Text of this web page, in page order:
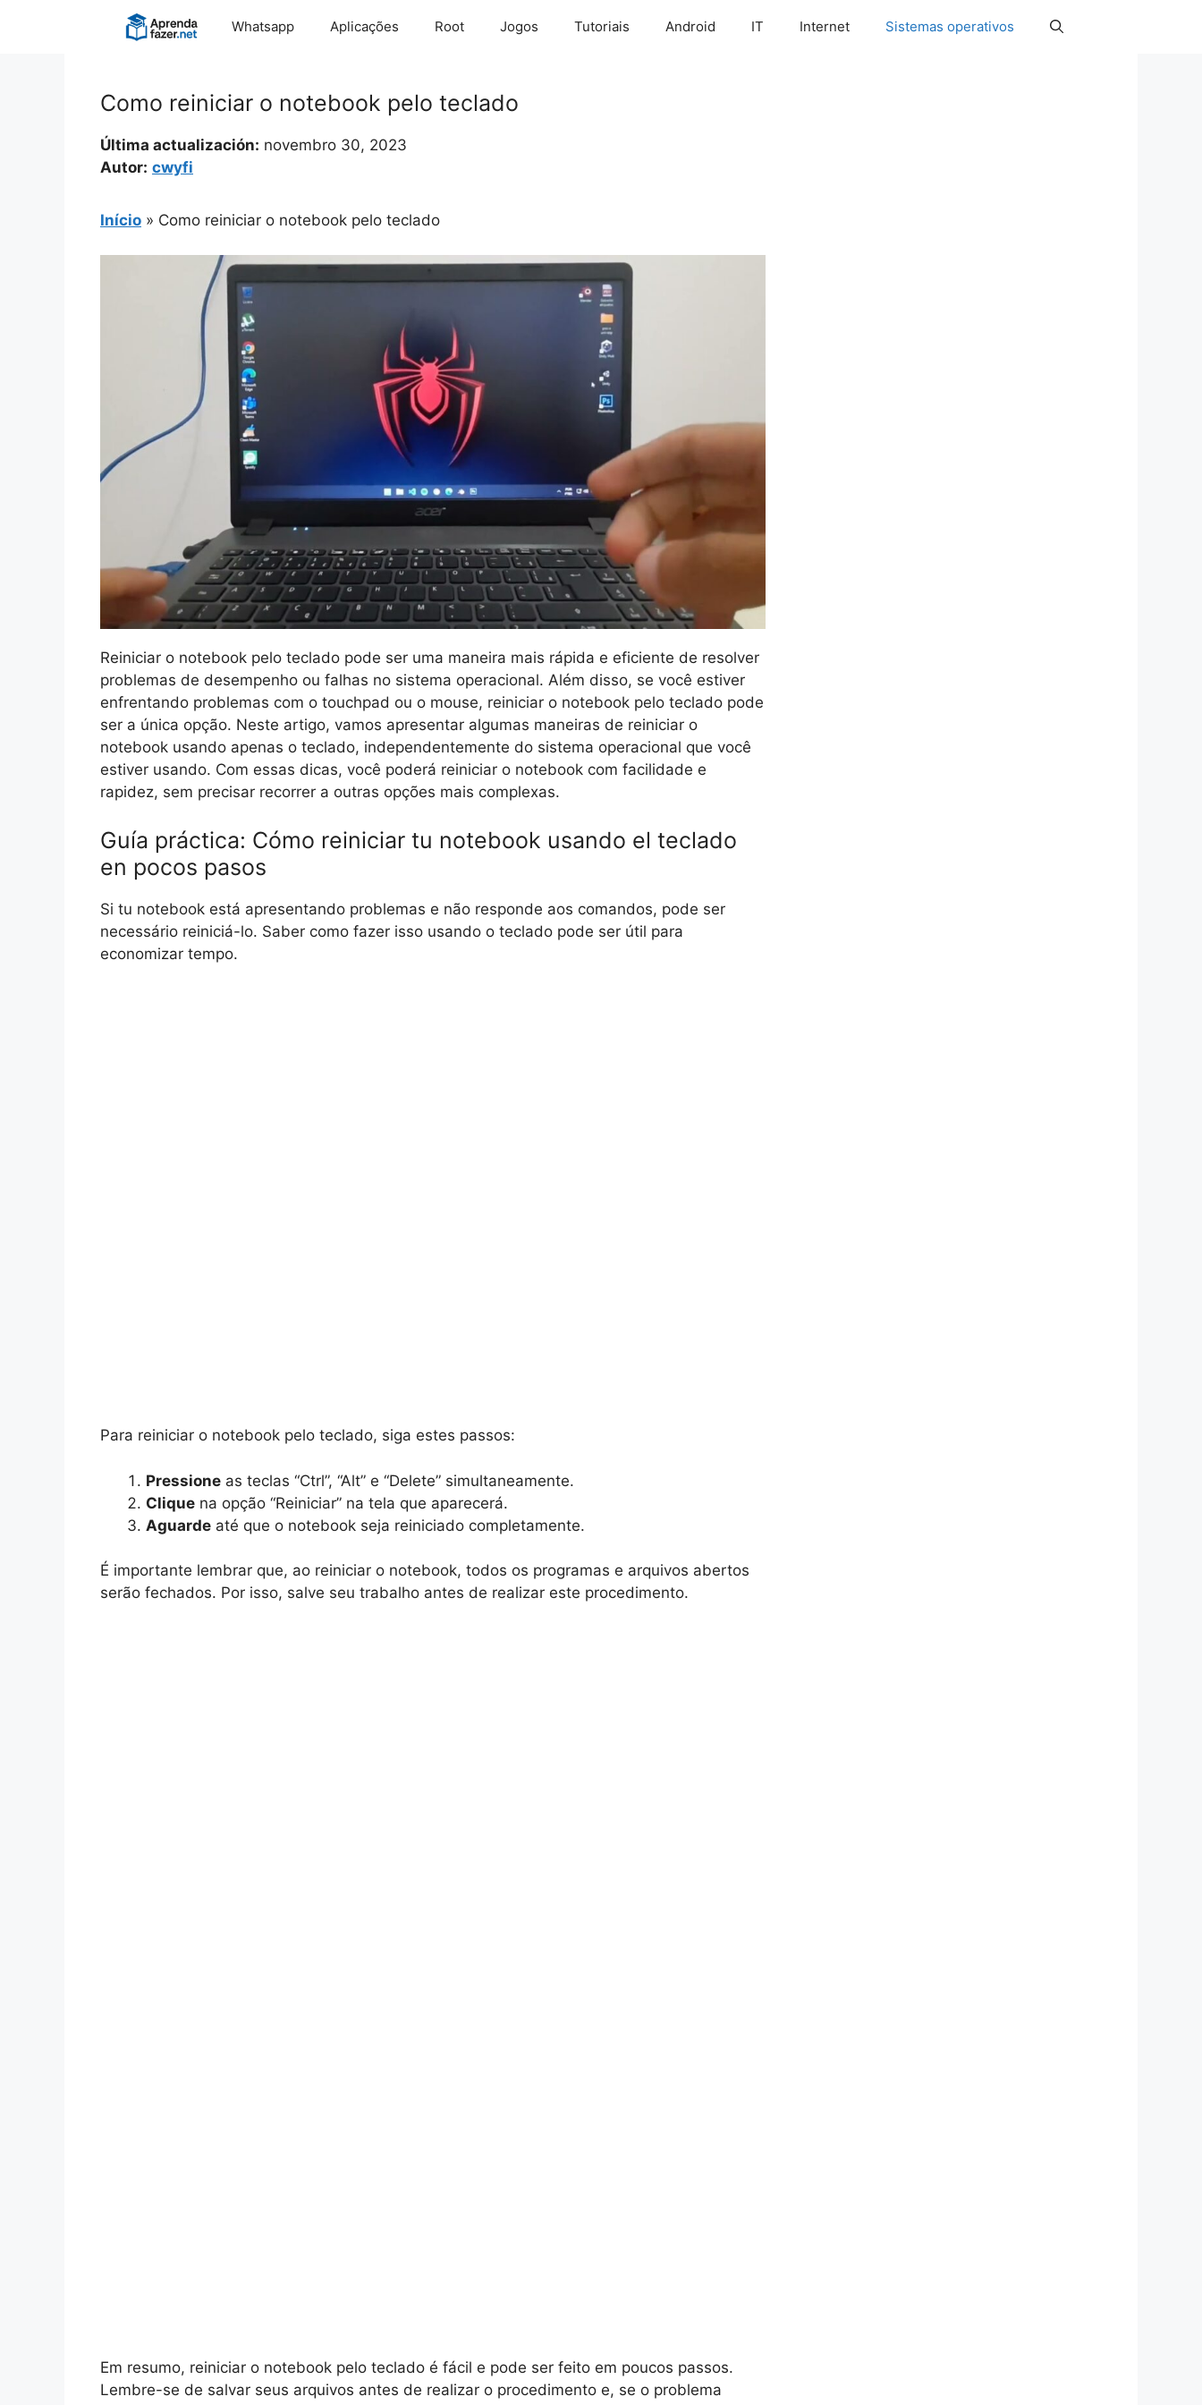
Whatsapp Aplicações Root Jogos Tutoriais Android IT Internet Sistemas operativos
Como reiniciar o notebook pelo teclado
Última actualización: novembro 30, 2023
Autor: cwyfi
Início » Como reiniciar o notebook pelo teclado
Reiniciar o notebook pelo teclado pode ser uma maneira mais rápida e eficiente de resolver
problemas de desempenho ou falhas no sistema operacional. Além disso, se você estiver
enfrentando problemas com o touchpad ou o mouse, reiniciar o notebook pelo teclado pode
ser a única opção. Neste artigo, vamos apresentar algumas maneiras de reiniciar o
notebook usando apenas o teclado, independentemente do sistema operacional que você
estiver usando. Com essas dicas, você poderá reiniciar o notebook com facilidade e
rapidez, sem precisar recorrer a outras opções mais complexas.
Guía práctica: Cómo reiniciar tu notebook usando el teclado
en pocos pasos
Si tu notebook está apresentando problemas e não responde aos comandos, pode ser
necessário reiniciá-lo. Saber como fazer isso usando o teclado pode ser útil para
economizar tempo.
Para reiniciar o notebook pelo teclado, siga estes passos:
Pressione as teclas “Ctrl”, “Alt” e “Delete” simultaneamente.
Clique na opção “Reiniciar” na tela que aparecerá.
Aguarde até que o notebook seja reiniciado completamente.
É importante lembrar que, ao reiniciar o notebook, todos os programas e arquivos abertos
serão fechados. Por isso, salve seu trabalho antes de realizar este procedimento.
Em resumo, reiniciar o notebook pelo teclado é fácil e pode ser feito em poucos passos.
Lembre-se de salvar seus arquivos antes de realizar o procedimento e, se o problema